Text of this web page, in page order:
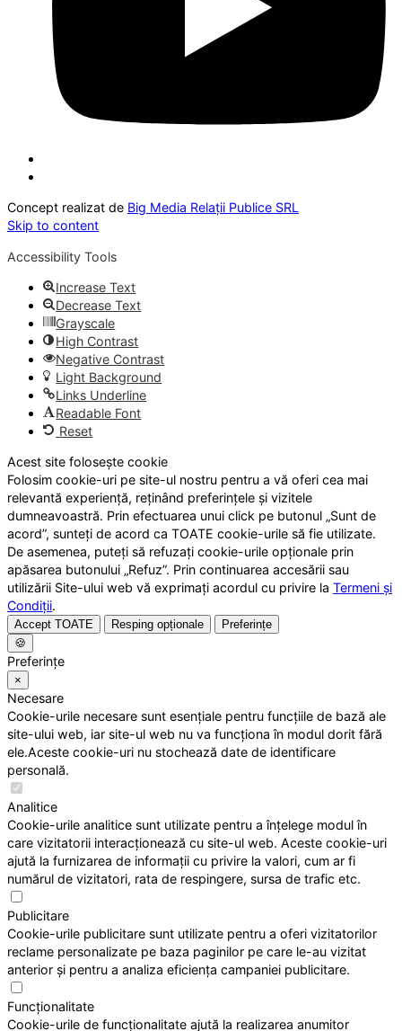
Concept realizat de Big Media Relații Publice SRL
Skip to content
Accessibility Tools
Increase Text
Decrease Text
Grayscale
High Contrast
Negative Contrast
Light Background
Links Underline
Readable Font
Reset
Acest site folosește cookie
Folosim cookie-uri pe site-ul nostru pentru a vă oferi cea mai
relevantă experiență, reținând preferințele și vizitele
dumneavoastră. Prin efectuarea unui click pe butonul „Sunt de
acord”, sunteți de acord ca TOATE cookie-urile să fie utilizate.
De asemenea, puteți să refuzați cookie-urile opționale prin
apăsarea butonului „Refuz”. Prin continuarea accesării sau
utilizării Site-ului web vă exprimați acordul cu privire la Termeni și
Condiții.
Accept TOATE Resping opționale
Preferințe
🍪
Preferințe
×
Necesare
Cookie-urile necesare sunt esențiale pentru funcțiile de bază ale
site-ului web, iar site-ul web nu va funcționa în modul dorit fără
ele.Aceste cookie-uri nu stochează date de identificare
personală.
Analitice
Cookie-urile analitice sunt utilizate pentru a înțelege modul în
care vizitatorii interacționează cu site-ul web. Aceste cookie-uri
ajută la furnizarea de informații cu privire la valori, cum ar fi
numărul de vizitatori, rata de respingere, sursa de trafic etc.
Publicitare
Cookie-urile publicitare sunt utilizate pentru a oferi vizitatorilor
reclame personalizate pe baza paginilor pe care le-au vizitat
anterior și pentru a analiza eficiența campaniei publicitare.
Funcționalitate
Cookie-urile de funcționalitate ajută la realizarea anumitor